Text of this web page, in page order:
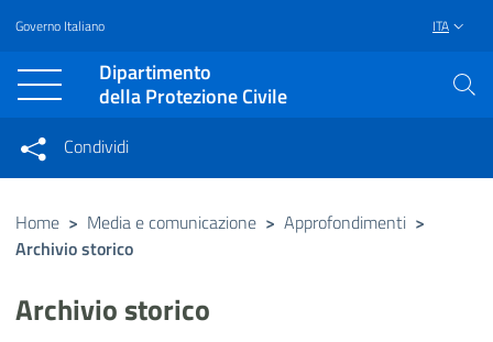
Vai al contenuto principale
Raggiungi il piè di pagina
Governo Italiano ITA
Dipartimento
della Protezione Civile
Condividi su Facebook
Condividi su Twitter
Condividi
Condividi sui social network
Home > Media e comunicazione > Approfondimenti >
Archivio storico
Archivio storico